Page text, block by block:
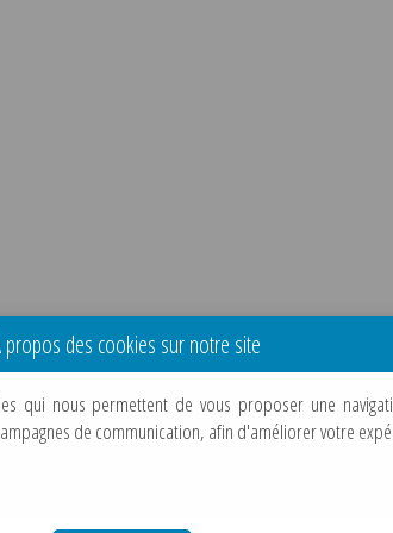
&
& PLU
VIE MUNICIPALE
Le Maire
Le conseil municipal
Sports
propos des cookies sur notre site
qui nous permettent de vous proposer une
de communication, afin d'améliorer votre